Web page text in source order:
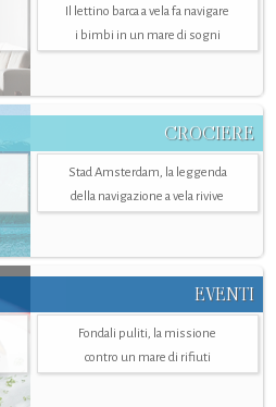
Il lettino barca a vela fa navigare
i bimbi in un mare di sogni
CROCIERE
Stad Amsterdam, la leggenda
della navigazione a vela rivive
EVENTI
Fondali puliti, la missione
contro un mare di rifiuti